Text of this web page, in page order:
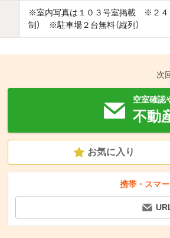
※室内写真は１０３号室掲載 ※２４
制） ※駐車場２台無料（縦列）
次
空室確認
不動
お気に入り
携帯・スマ